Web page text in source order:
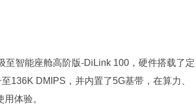
智能座舱高阶版-DiLink 100，硬件搭载了定
136K DMIPS，并内置了5G基带，在算力、
体验。